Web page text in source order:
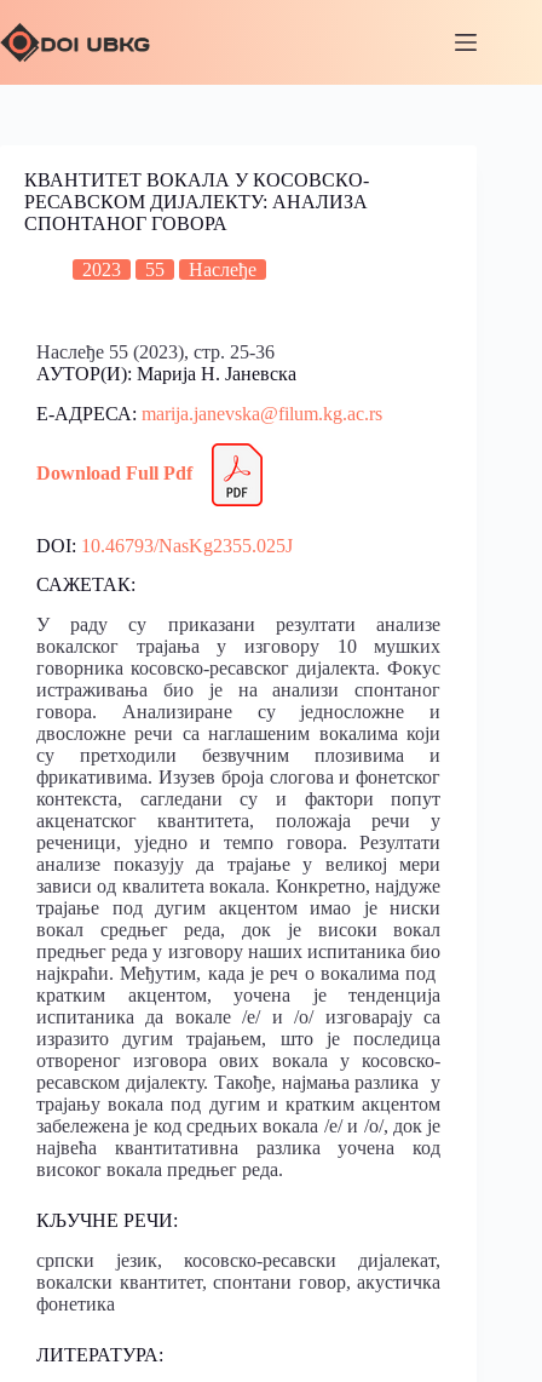
КВАНТИТЕТ ВОКАЛА У КОСОВСКО-
РЕСАВСКОМ ДИЈАЛЕКТУ: АНАЛИЗА
СПОНТАНОГ ГОВОРА
2023 55 Наслеђе
Наслеђе 55 (2023), стр. 25-36
АУТОР(И): Марија Н. Јаневска
Е-АДРЕСА: marija.janevska@filum.kg.ac.rs
Download Full Pdf
DOI: 10.46793/NasKg2355.025J
САЖЕТАК:
У раду су приказани резултати анализе
вокалског трајања у изговору 10 мушких
говорника косовско-ресавског дијалекта. Фокус
истраживања био је на анализи спонтаног
говора. Анализиране су једносложне и
двосложне речи са наглашеним вокалима који
су претходили безвучним плозивима и
фрикативима. Изузев броја слогова и фонетског
контекста, сагледани су и фактори попут
акценатског квантитета, положаја речи у
реченици, уједно и темпо говора. Резултати
анализе показују да трајање у великој мери
зависи од квалитета вокала. Конкретно, најдуже
трајање под дугим акцентом имао је ниски
вокал средњег реда, док је високи вокал
предњег реда у изговору наших испитаника био
најкраћи. Међутим, када је реч о вокалима под
кратким акцентом, уочена је тенденција
испитаника да вокале /е/ и /о/ изговарају са
изразито дугим трајањем, што је последица
отвореног изговора ових вокала у косовско-
ресавском дијалекту. Такође, најмања разлика у
трајању вокала под дугим и кратким акцентом
забележена је код средњих вокала /е/ и /о/, док je
највећa квантитативнa разликa уоченa код
високог вокала предњег реда.
КЉУЧНЕ РЕЧИ:
српски језик, косовско-ресавски дијалекат,
вокалски квантитет, спонтани говор, акустичка
фонетика
ЛИТЕРАТУРА: